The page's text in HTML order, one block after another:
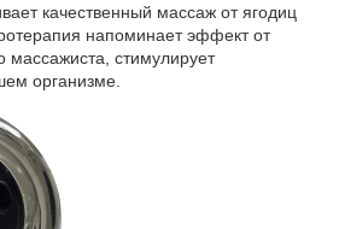
качественный массаж от ягодиц
напоминает эффект от
массажиста, стимулирует
организме.